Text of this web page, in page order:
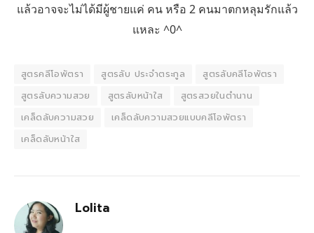
แล้วอาจจะไม่ได้มีผู้ชายแค่ คน หรือ 2 คนมาตกหลุมรักแล้ว
แหละ ^0^
สูตรคลีโอพัตรา สูตรลับ ประจำตระกูล
สูตรลับคลีโอพัตรา
สูตรลับความสวย
สูตรลับหน้าใส
สูตรสวยในตำนาน
เคล็ดลับความสวย
เคล็ดลับความสวยแบบคลีโอพัตรา
เคล็ดลับหน้าใส
Lolita